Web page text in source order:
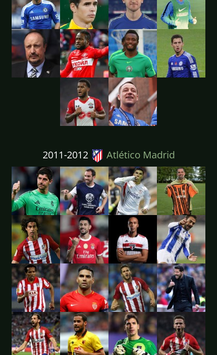
2011-2012 Atlético Madrid